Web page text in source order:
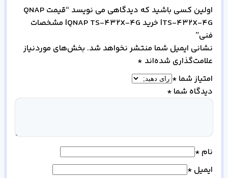
اولین کسی باشید که دیدگاهی می نویسد “قیمت QNAP
TS-432X-4G| خرید QNAP TS-432X-4G| مشخصات
فنی”
نشانی ایمیل شما منتشر نخواهد شد. بخش‌های موردنیاز
علامت‌گذاری شده‌اند *
امتیاز شما *
دیدگاه شما *
نام *
ایمیل *